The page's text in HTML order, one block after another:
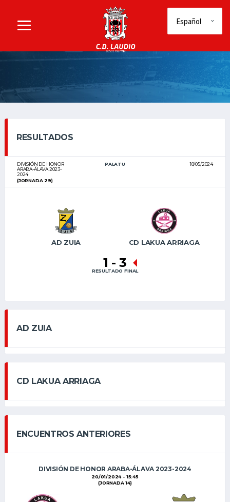
RESULTADOS
DIVISIÓN DE HONOR
ARABA-ÁLAVA 2023-
2024
PALATU 18/05/2024
(JORNADA 29)
AD ZUIA CD LAKUA ARRIAGA
1 - 3
RESULTADO FINAL
AD ZUIA
CD LAKUA ARRIAGA
ENCUENTROS ANTERIORES
DIVISIÓN DE HONOR ARABA-ÁLAVA 2023-2024
20/01/2024 - 15:45
(JORNADA 14)